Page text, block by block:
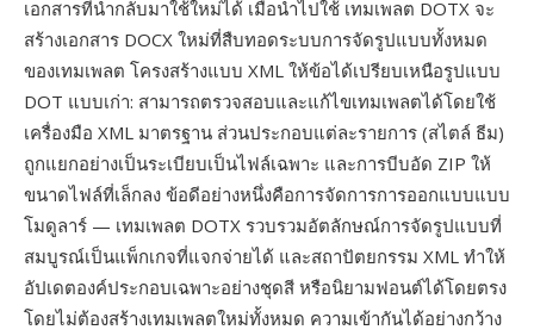
เอกสารที่นำกลับมาใช้ใหม่ได้ เมื่อนำไปใช้ เทมเพลต DOTX จะ
สร้างเอกสาร DOCX ใหม่ที่สืบทอดระบบการจัดรูปแบบทั้งหมด
ของเทมเพลต โครงสร้างแบบ XML ให้ข้อได้เปรียบเหนือรูปแบบ
DOT แบบเก่า: สามารถตรวจสอบและแก้ไขเทมเพลตได้โดยใช้
เครื่องมือ XML มาตรฐาน ส่วนประกอบแต่ละรายการ (สไตล์ ธีม)
ถูกแยกอย่างเป็นระเบียบเป็นไฟล์เฉพาะ และการบีบอัด ZIP ให้
ขนาดไฟล์ที่เล็กลง ข้อดีอย่างหนึ่งคือการจัดการการออกแบบแบบ
โมดูลาร์ — เทมเพลต DOTX รวบรวมอัตลักษณ์การจัดรูปแบบที่
สมบูรณ์เป็นแพ็กเกจที่แจกจ่ายได้ และสถาปัตยกรรม XML ทำให้
อัปเดตองค์ประกอบเฉพาะอย่างชุดสี หรือนิยามฟอนต์ได้โดยตรง
โดยไม่ต้องสร้างเทมเพลตใหม่ทั้งหมด ความเข้ากันได้อย่างกว้าง